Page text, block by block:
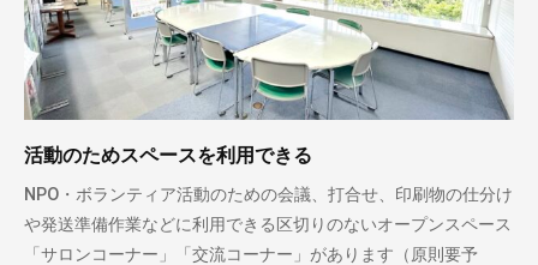
活動のためスペースを利用できる
NPO・ボランティア活動のための会議、打合せ、印刷物の仕分け
や発送準備作業などに利用できる区切りのないオープンスペース
「サロンコーナー」「交流コーナー」があります（原則要予